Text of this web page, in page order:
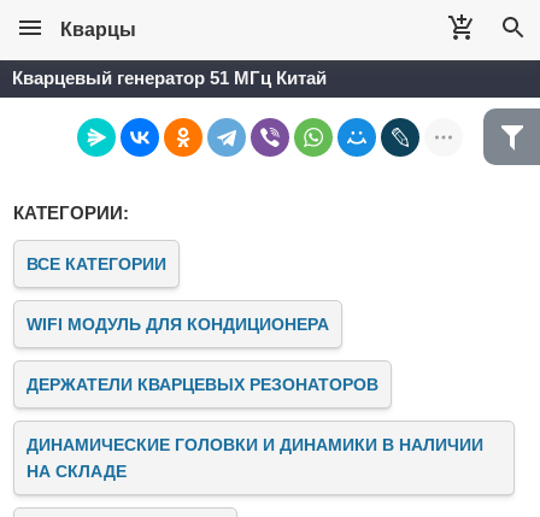
Кварцы
Кварцевый генератор 51 МГц Китай
КАТЕГОРИИ:
ВСЕ КАТЕГОРИИ
WIFI МОДУЛЬ ДЛЯ КОНДИЦИОНЕРА
ДЕРЖАТЕЛИ КВАРЦЕВЫХ РЕЗОНАТОРОВ
ДИНАМИЧЕСКИЕ ГОЛОВКИ И ДИНАМИКИ В НАЛИЧИИ
НА СКЛАДЕ